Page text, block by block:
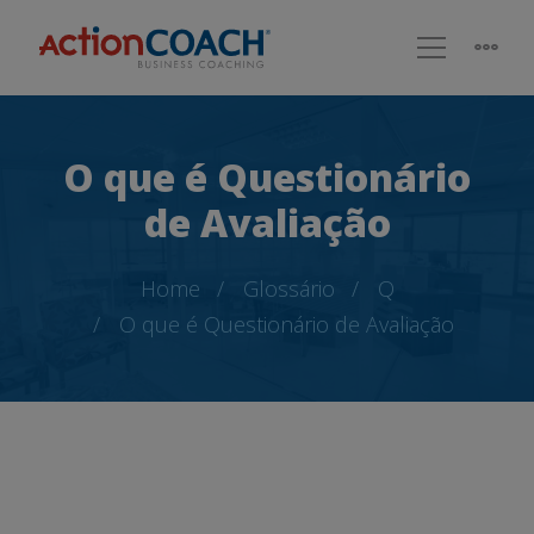
O que é Questionário
de Avaliação
Home Glossário
Q
O que é Questionário de Avaliação